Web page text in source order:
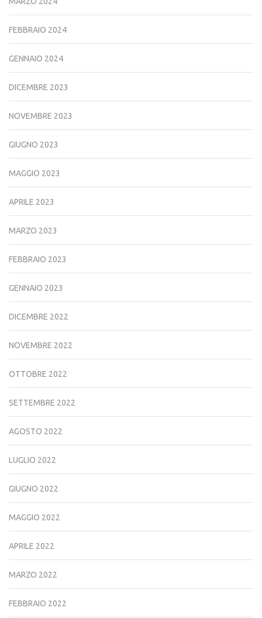
FEBBRAIO 2024
GENNAIO 2024
DICEMBRE 2023
NOVEMBRE 2023
GIUGNO 2023
MAGGIO 2023
APRILE 2023
MARZO 2023
FEBBRAIO 2023
GENNAIO 2023
DICEMBRE 2022
NOVEMBRE 2022
OTTOBRE 2022
SETTEMBRE 2022
AGOSTO 2022
LUGLIO 2022
GIUGNO 2022
MAGGIO 2022
APRILE 2022
MARZO 2022
FEBBRAIO 2022